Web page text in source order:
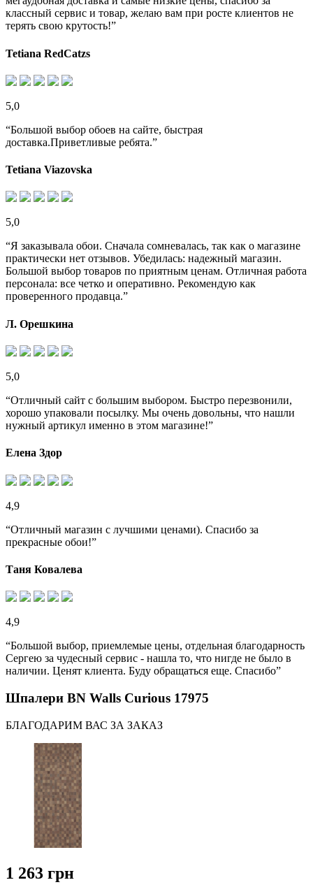
классный сервис и товар, желаю вам при росте клиентов не
терять свою крутость!”
Tetiana RedCatzs
5,0
“Большой выбор обоев на сайте, быстрая
доставка.Приветливые ребята.”
Tetiana Viazovska
5,0
“Я заказывала обои. Сначала сомневалась, так как о магазине
практически нет отзывов. Убедилась: надежный магазин.
Большой выбор товаров по приятным ценам. Отличная работа
персонала: все четко и оперативно. Рекомендую как
проверенного продавца.”
Л. Орешкина
5,0
“Отличный сайт с большим выбором. Быстро перезвонили,
хорошо упаковали посылку. Мы очень довольны, что нашли
нужный артикул именно в этом магазине!”
Елена Здор
4,9
“Отличный магазин с лучшими ценами). Спасибо за
прекрасные обои!”
Таня Ковалева
4,9
“Большой выбор, приемлемые цены, отдельная благодарность
Сергею за чудесный сервис - нашла то, что нигде не было в
наличии. Ценят клиента. Буду обращаться еще. Спасибо”
Шпалери BN Walls Curious 17975
БЛАГОДАРИМ ВАС ЗА ЗАКАЗ
1 263 грн